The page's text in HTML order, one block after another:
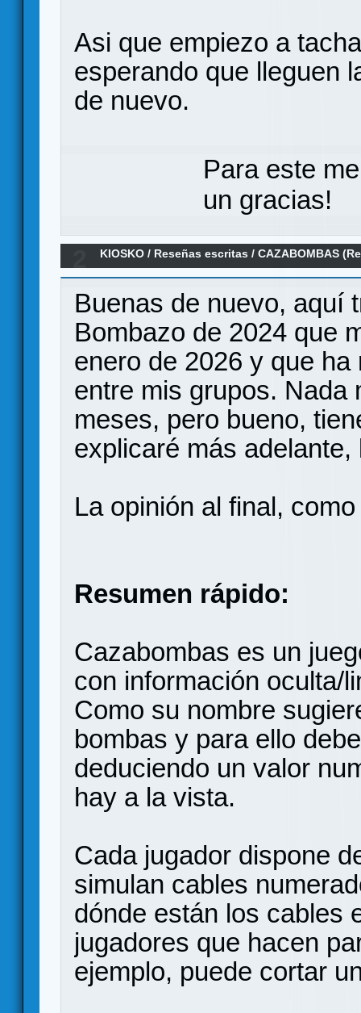
Asi que empiezo a
esperando que lleguen
de nuevo.
Para este
un gracias!
KIOSKO / Reseñas escritas /CAZABOMBAS
Buenas de nuevo, aquí
Bombazo de 2024 que
enero de 2026 y que
entre mis grupos. Nada
meses, pero bueno,
explicaré más
La opinión al final,
Resumen rápido:
Cazabombas es un
con información oculta/
Como su nombre
bombas y para ello
deduciendo un valor
hay a la vista.
Cada jugador dispone
simulan cables
dónde están los cables
jugadores que hacen
ejemplo, puede cortar